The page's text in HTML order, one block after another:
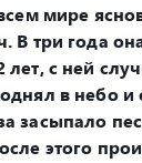
мире
В три года
лет, с ней
в небо
засыпало
этого